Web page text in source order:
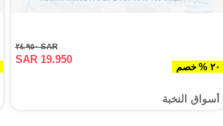
٢٠ % خصم
SAR ٢٤.٩٥٠
SAR 19.950
أسواق النخبة